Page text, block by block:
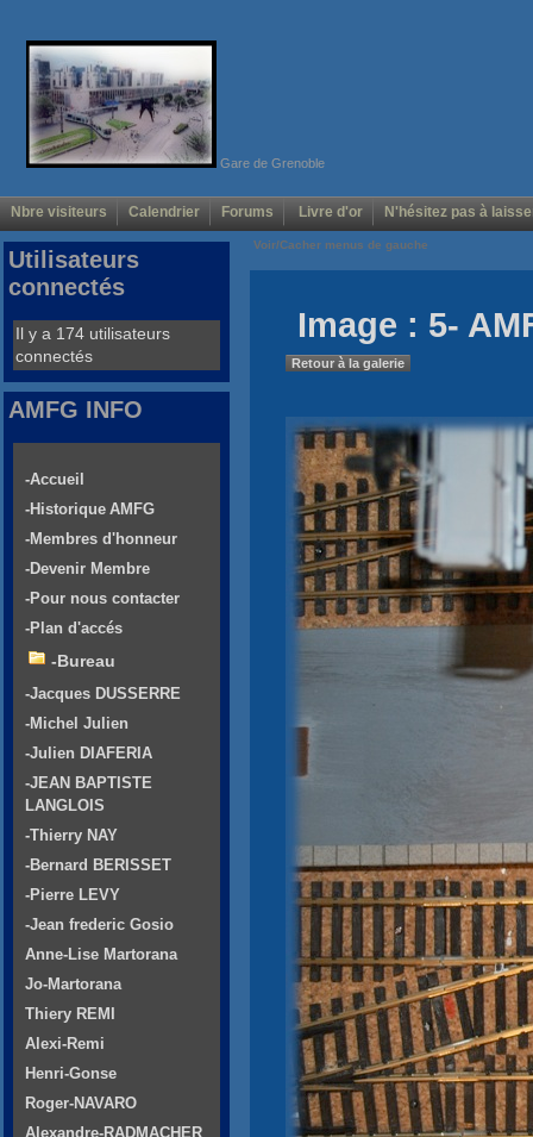
Gare de Grenoble
Nbre visiteurs Calendrier Forums Livre d'or N'hésitez pas à
Voir/Cacher menus de gauche
Image : 5-
Retour à la galerie
Utilisateurs
connectés
Il y a 174 utilisateurs
connectés
AMFG INFO
-Accueil
-Historique AMFG
-Membres d'honneur
-Devenir Membre
-Pour nous contacter
-Plan d'accés
-Bureau
-Jacques DUSSERRE
-Michel Julien
-Julien DIAFERIA
-JEAN BAPTISTE
LANGLOIS
-Thierry NAY
-Bernard BERISSET
-Pierre LEVY
-Jean frederic Gosio
Anne-Lise Martorana
Jo-Martorana
Thiery REMI
Alexi-Remi
Henri-Gonse
Roger-NAVARO
Alexandre-RADMACHER